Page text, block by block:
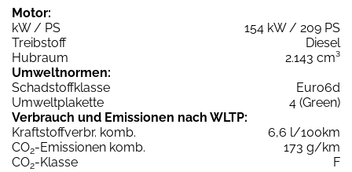
Motor:
kW / PS
154 kW / 209 PS
Treibstoff
Diesel
Hubraum
2.143 cm³
Umweltnormen:
Schadstoffklasse
Euro6d
Umweltplakette
4 (Green)
Verbrauch und Emissionen nach WLTP:
Kraftstoffverbr. komb.
6,6 l/100km
CO2-Emissionen komb.
173 g/km
CO2-Klasse
F